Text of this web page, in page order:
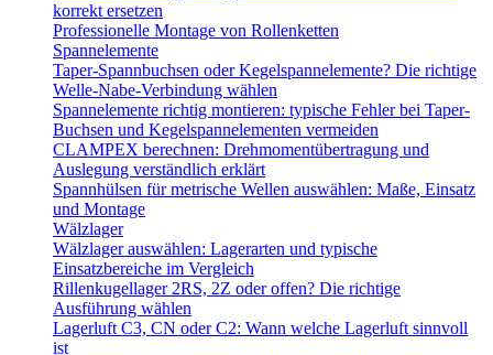
korrekt ersetzen
Professionelle Montage von Rollenketten
Spannelemente
Taper-Spannbuchsen oder Kegelspannelemente? Die richtige
Welle-Nabe-Verbindung wählen
Spannelemente richtig montieren: typische Fehler bei Taper-
Buchsen und Kegelspannelementen vermeiden
CLAMPEX berechnen: Drehmomentübertragung und
Auslegung verständlich erklärt
Spannhülsen für metrische Wellen auswählen: Maße, Einsatz
und Montage
Wälzlager
Wälzlager auswählen: Lagerarten und typische
Einsatzbereiche im Vergleich
Rillenkugellager 2RS, 2Z oder offen? Die richtige
Ausführung wählen
Lagerluft C3, CN oder C2: Wann welche Lagerluft sinnvoll
ist